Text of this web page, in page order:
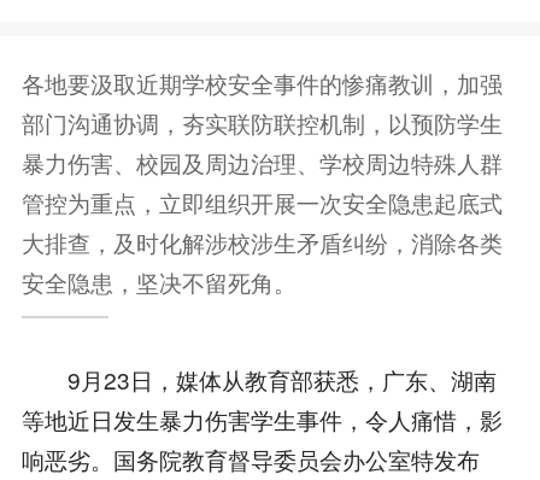
各地要汲取近期学校安全事件的惨痛教训，加强
部门沟通协调，夯实联防联控机制，以预防学生
暴力伤害、校园及周边治理、学校周边特殊人群
管控为重点，立即组织开展一次安全隐患起底式
大排查，及时化解涉校涉生矛盾纠纷，消除各类
安全隐患，坚决不留死角。
9月23日，媒体从教育部获悉，广东、湖南
等地近日发生暴力伤害学生事件，令人痛惜，影
响恶劣。国务院教育督导委员会办公室特发布